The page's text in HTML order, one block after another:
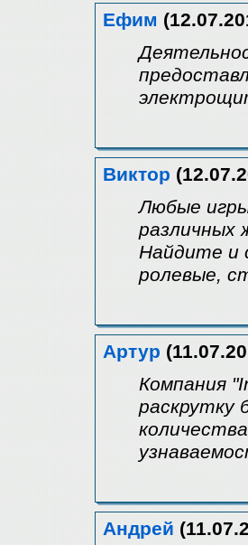
Ефим
Виктор
Любые
различных
Найдите и
ролевые,
Артур
Компания
раскрутку
Андрей